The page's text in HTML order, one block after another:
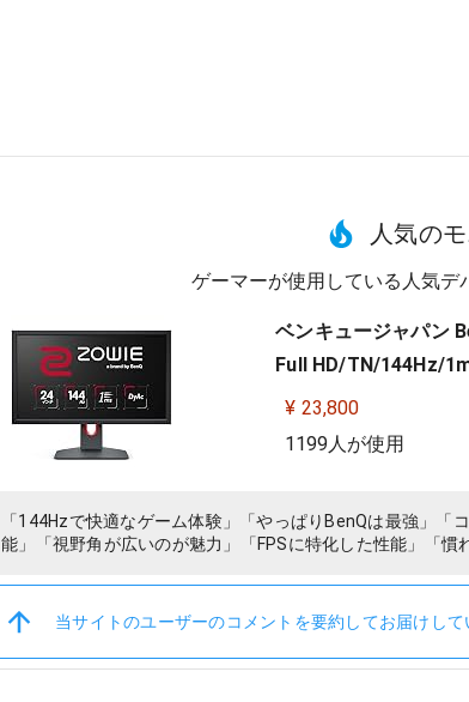
人気の
ゲーマーが使用している人気デ
ベンキュージャパン
Full HD/TN/144Hz/
¥ 23,800
1199人が使用
「144Hzで快適なゲーム体験」「やっぱりBenQは最強」
能」「視野角が広いのが魅力」「FPSに特化した性能」「
当サイトのユーザーのコメントを要約してお届けして